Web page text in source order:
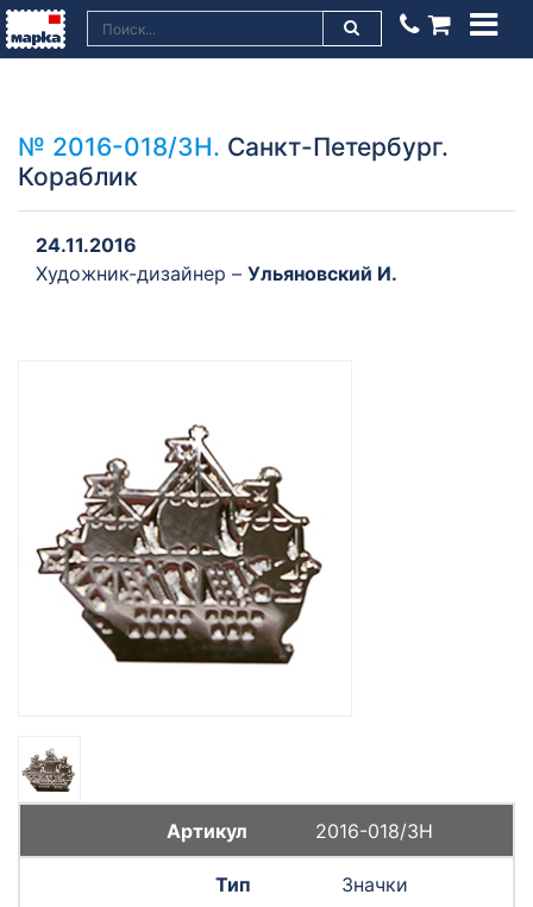
№ 2016-018/ЗН. Санкт-Петербург.
Кораблик
24.11.2016
Художник-дизайнер – Ульяновский И.
2016-018/ЗН
Значки